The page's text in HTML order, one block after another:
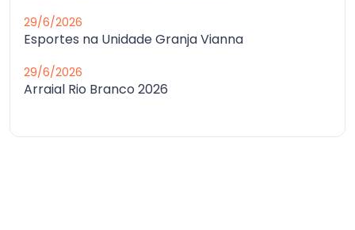
29/6/2026
Esportes na Unidade Granja Vianna
29/6/2026
Arraial Rio Branco 2026